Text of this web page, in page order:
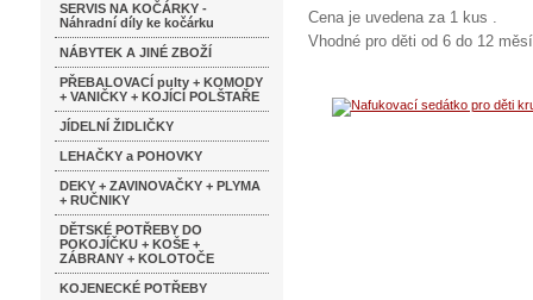
SERVIS NA KOČÁRKY -
Náhradní díly ke kočárku
NÁBYTEK A JINÉ ZBOŽÍ
PŘEBALOVACÍ pulty + KOMODY
+ VANIČKY + KOJÍCÍ POLŠTAŘE
JÍDELNÍ ŽIDLIČKY
LEHAČKY a POHOVKY
DEKY + ZAVINOVAČKY + PLYMA
+ RUČNIKY
DĚTSKÉ POTŘEBY DO
POKOJÍČKU + KOŠE +
ZÁBRANY + KOLOTOČE
KOJENECKÉ POTŘEBY
Cena je uvedena za 1 kus .
Vhodné pro děti od 6 do 12